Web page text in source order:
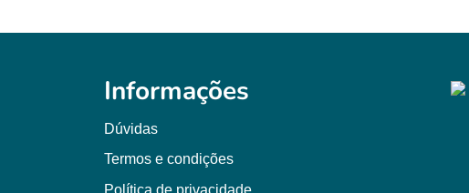
Informações
Dúvidas
Termos e condições
Política de privacidade